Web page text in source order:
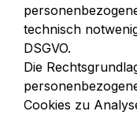
technisch
DSGVO.
Die
Cookies zu